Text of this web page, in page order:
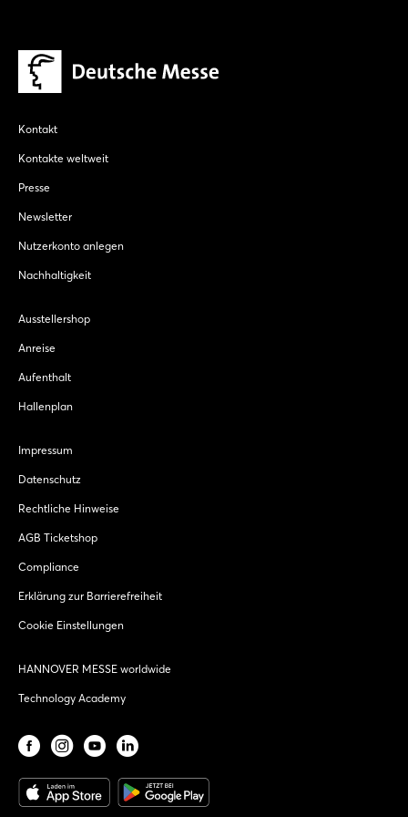
Kontakt
Kontakte weltweit
Presse
Newsletter
Nutzerkonto anlegen
Nachhaltigkeit
Ausstellershop
Anreise
Aufenthalt
Hallenplan
Impressum
Datenschutz
Rechtliche Hinweise
AGB Ticketshop
Compliance
Erklärung zur Barrierefreiheit
Cookie Einstellungen
HANNOVER MESSE worldwide
Technology Academy